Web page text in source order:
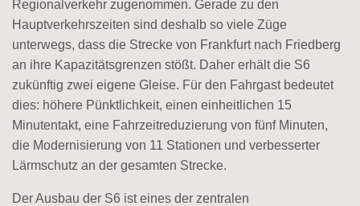
Regionalverkehr zugenommen. Gerade zu den
Hauptverkehrszeiten sind deshalb so viele Züge
unterwegs, dass die Strecke von Frankfurt nach Friedberg
an ihre Kapazitätsgrenzen stößt. Daher erhält die S6
zukünftig zwei eigene Gleise. Für den Fahrgast bedeutet
dies: höhere Pünktlichkeit, einen einheitlichen 15
Minutentakt, eine Fahrzeitreduzierung von fünf Minuten,
die Modernisierung von 11 Stationen und verbesserter
Lärmschutz an der gesamten Strecke.
Der Ausbau der S6 ist eines der zentralen